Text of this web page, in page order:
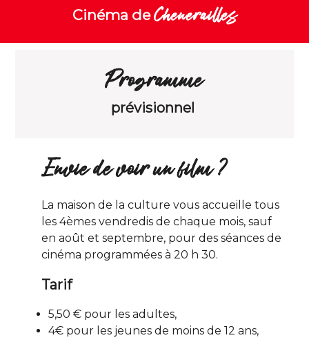
Cinéma deChenerailles
Programme
prévisionnel
Envie de voir un film ?
La maison de la culture vous accueille tous
les 4èmes vendredis de chaque mois, sauf
en août et septembre, pour des séances de
cinéma programmées à 20 h 30.
Tarif
5,50 € pour les adultes,
4€ pour les jeunes de moins de 12 ans,